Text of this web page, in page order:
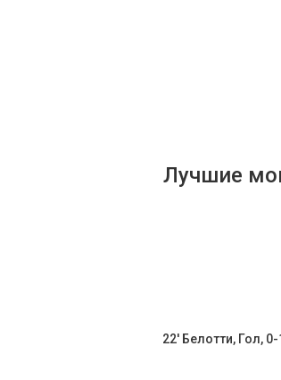
Лучшие
22' Белотти, Гол, 0-